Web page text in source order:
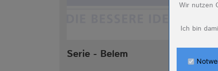
Serie - Belem
Zweck
Cookie Name
Wir nutzen
Ich bin